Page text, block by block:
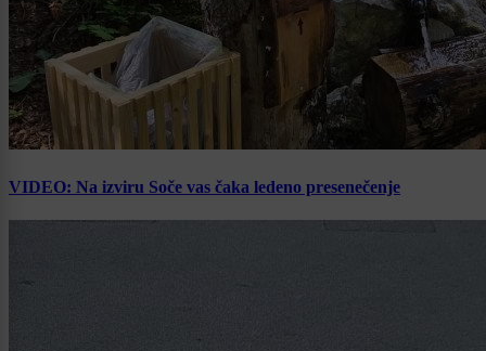
VIDEO: Na izviru Soče vas čaka ledeno presenečenje